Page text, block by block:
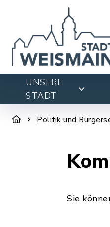
UNSERE
STADT
Politik und
Sie